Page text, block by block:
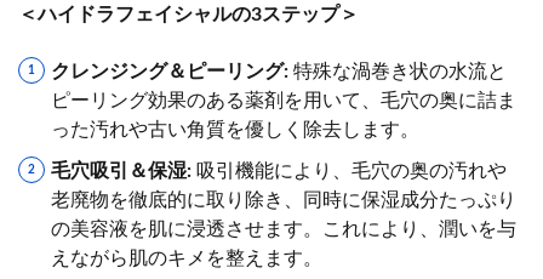
＜ハイドラフェイシャルの3ステップ＞
クレンジング＆ピーリング: 特殊な渦巻き状の水流と
ピーリング効果のある薬剤を用いて、毛穴の奥に詰ま
った汚れや古い角質を優しく除去します。
毛穴吸引＆保湿: 吸引機能により、毛穴の奥の汚れや
老廃物を徹底的に取り除き、同時に保湿成分たっぷり
の美容液を肌に浸透させます。これにより、潤いを与
えながら肌のキメを整えます。